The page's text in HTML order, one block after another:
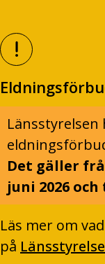
Det gäller
juni 2026
Läs mer om
på